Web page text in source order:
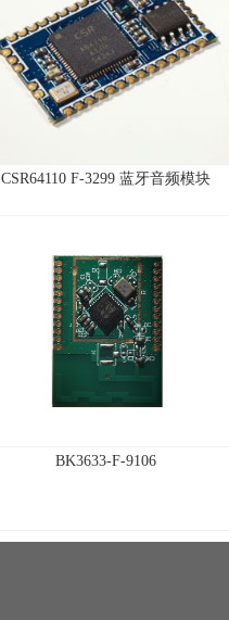
CSR64110 F-3299 蓝牙音频模块
BK3633-F-9106